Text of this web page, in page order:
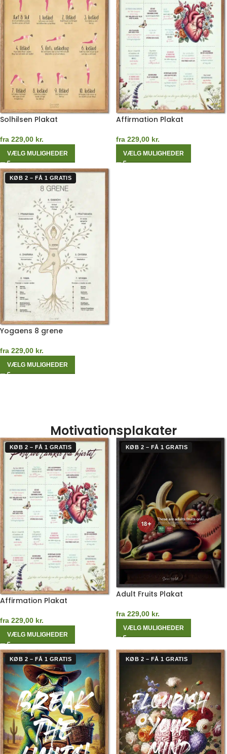
Solhilsen Plakat
fra 229,00 kr.
VÆLG MULIGHEDER
Affirmation Plakat
fra 229,00 kr.
VÆLG MULIGHEDER
KØB 2 – FÅ 1 GRATIS
Yogaens 8 grene
fra 229,00 kr.
VÆLG MULIGHEDER
Motivationsplakater
KØB 2 – FÅ 1 GRATIS
Affirmation Plakat
fra 229,00 kr.
VÆLG MULIGHEDER
KØB 2 – FÅ 1 GRATIS
Adult Fruits Plakat
fra 229,00 kr.
VÆLG MULIGHEDER
KØB 2 – FÅ 1 GRATIS KØB 2 – FÅ 1 GRATIS